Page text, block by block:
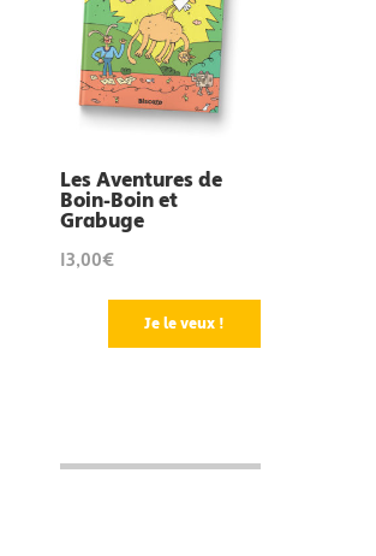
Les Aventures de
Boin-Boin et
Grabuge
13,00€
Je le veux !